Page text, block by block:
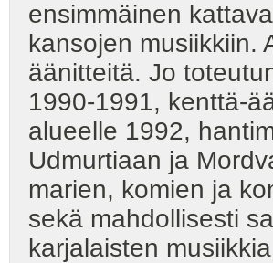
ensimmäinen
kansojen musiikkiin.
äänitteitä. Jo
1990-1991, kenttä-
alueelle 1992,
Udmurtiaan ja
marien, komien ja
sekä mahdollisesti
karjalaisten